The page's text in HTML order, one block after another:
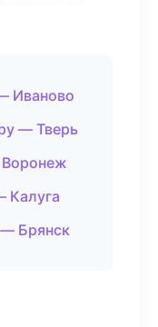
Иваново
— Тверь
Калуга
Брянск